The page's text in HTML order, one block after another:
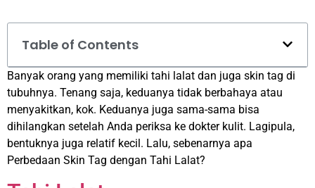
Table of Contents
Banyak orang yang memiliki tahi lalat dan juga skin tag di
tubuhnya. Tenang saja, keduanya tidak berbahaya atau
menyakitkan, kok. Keduanya juga sama-sama bisa
dihilangkan setelah Anda periksa ke dokter kulit. Lagipula,
bentuknya juga relatif kecil. Lalu, sebenarnya apa
Perbedaan Skin Tag dengan Tahi Lalat?